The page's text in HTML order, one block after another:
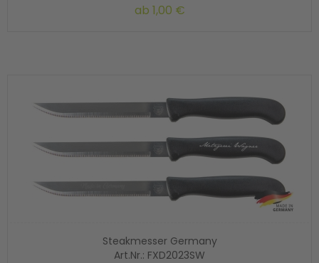
ab 1,00 €
Steakmesser Germany
Art.Nr.: FXD2023SW